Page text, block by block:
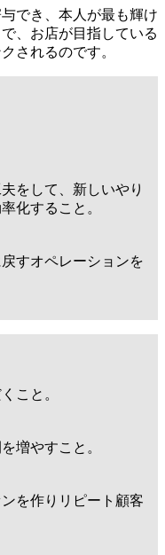
でき、本人が最も輝け
、お店が目指している
されるのです。
をして、新しいやり
化すること。
すオペレーションを
こと。
増やすこと。
を作りリピート顧客